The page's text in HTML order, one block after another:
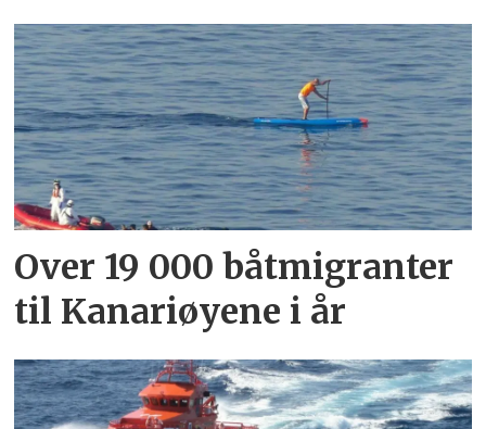
Over 19 000 båtmigranter
til Kanariøyene i år